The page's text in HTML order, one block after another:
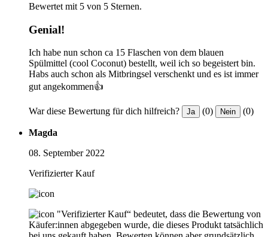
Bewertet mit 5 von 5 Sternen.
Genial!
Ich habe nun schon ca 15 Flaschen von dem blauen
Spülmittel (cool Coconut) bestellt, weil ich so begeistert bin.
Habs auch schon als Mitbringsel verschenkt und es ist immer
gut angekommen👍
War diese Bewertung für dich hilfreich? Ja (0) Nein (0)
Magda
08. September 2022
Verifizierter Kauf
"Verifizierter Kauf“ bedeutet, dass die Bewertung von
Käufer:innen abgegeben wurde, die dieses Produkt tatsächlich